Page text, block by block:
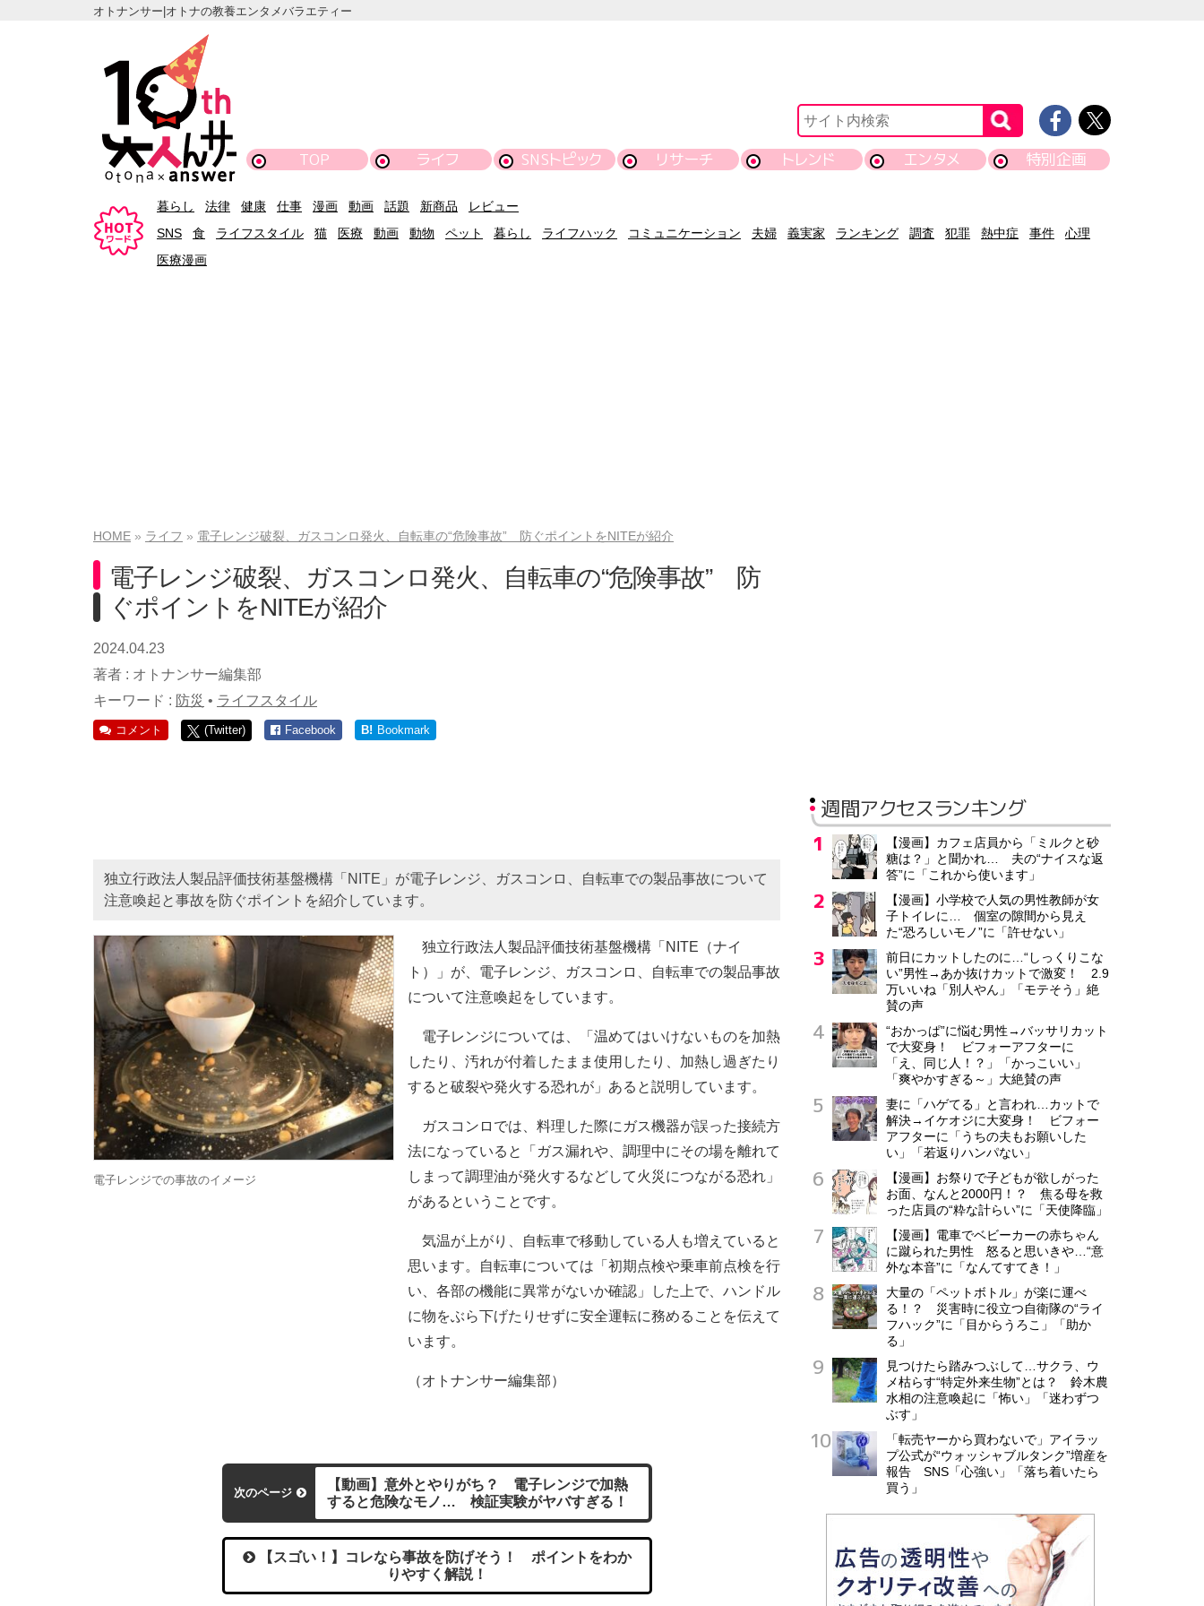
オトナンサー|オトナの教養エンタメバラエティー
TOP ライフ SNSトピック リサーチ トレンド エンタメ 特別企画
暮らし 法律 健康 仕事 漫画 動画 話題 新商品
レビュー
SNS
食 ライフスタイル 猫 医療 動画 動物 ペット 暮らし ライフハック コミュニケーション 夫婦 義実家 ランキング 調査 犯罪 熱中症 事件
心理
医療漫画
HOME ライフ 電子レンジ破裂、ガスコンロ発火、自転車の“危険事故” 防ぐポイントをNITEが紹介
電子レンジ破裂、ガスコンロ発火、自転車の“危険事故” 防
ぐポイントをNITEが紹介
2024.04.23
著者 : オトナンサー編集部
キーワード : 防災 • ライフスタイル
コメント (Twitter) Facebook B! Bookmark
独立行政法人製品評価技術基盤機構「NITE」が電子レンジ、ガスコンロ、自転車での製品事故について
注意喚起と事故を防ぐポイントを紹介しています。
電子レンジでの事故のイメージ
独立行政法人製品評価技術基盤機構「NITE（ナイ
ト）」が、電子レンジ、ガスコンロ、自転車での製品事故
について注意喚起をしています。
電子レンジについては、「温めてはいけないものを加熱
したり、汚れが付着したまま使用したり、加熱し過ぎたり
すると破裂や発火する恐れが」あると説明しています。
ガスコンロでは、料理した際にガス機器が誤った接続方
法になっていると「ガス漏れや、調理中にその場を離れて
しまって調理油が発火するなどして火災につながる恐れ」
があるということです。
気温が上がり、自転車で移動している人も増えていると
思います。自転車については「初期点検や乗車前点検を行
い、各部の機能に異常がないか確認」した上で、ハンドル
に物をぶら下げたりせずに安全運転に務めることを伝えて
います。
（オトナンサー編集部）
次のページ
【動画】意外とやりがち？ 電子レンジで加熱
すると危険なモノ… 検証実験がヤバすぎる！
【スゴい！】コレなら事故を防げそう！ ポイントをわか
りやすく解説！
週間アクセスランキング
【漫画】カフェ店員から「ミルクと砂
糖は？」と聞かれ… 夫の“ナイスな返
答”に「これから使います」
【漫画】小学校で人気の男性教師が女
子トイレに… 個室の隙間から見え
た“恐ろしいモノ”に「許せない」
前日にカットしたのに…“しっくりこな
い”男性→あか抜けカットで激変！ 2.9
万いいね「別人やん」「モテそう」絶
賛の声
“おかっぱ”に悩む男性→バッサリカット
で大変身！ ビフォーアフターに
「え、同じ人！？」「かっこいい」
「爽やかすぎる～」大絶賛の声
妻に「ハゲてる」と言われ…カットで
解決→イケオジに大変身！ ビフォー
アフターに「うちの夫もお願いした
い」「若返りハンパない」
【漫画】お祭りで子どもが欲しがった
お面、なんと2000円！？ 焦る母を救
った店員の“粋な計らい”に「天使降臨」
【漫画】電車でベビーカーの赤ちゃん
に蹴られた男性 怒ると思いきや…“意
外な本音”に「なんてすてき！」
大量の「ペットボトル」が楽に運べ
る！？ 災害時に役立つ自衛隊の“ライ
フハック”に「目からうろこ」「助か
る」
見つけたら踏みつぶして…サクラ、ウ
メ枯らす“特定外来生物”とは？ 鈴木農
水相の注意喚起に「怖い」「迷わずつ
ぶす」
「転売ヤーから買わないで」アイラッ
プ公式が“ウォッシャブルタンク”増産を
報告 SNS「心強い」「落ち着いたら
買う」